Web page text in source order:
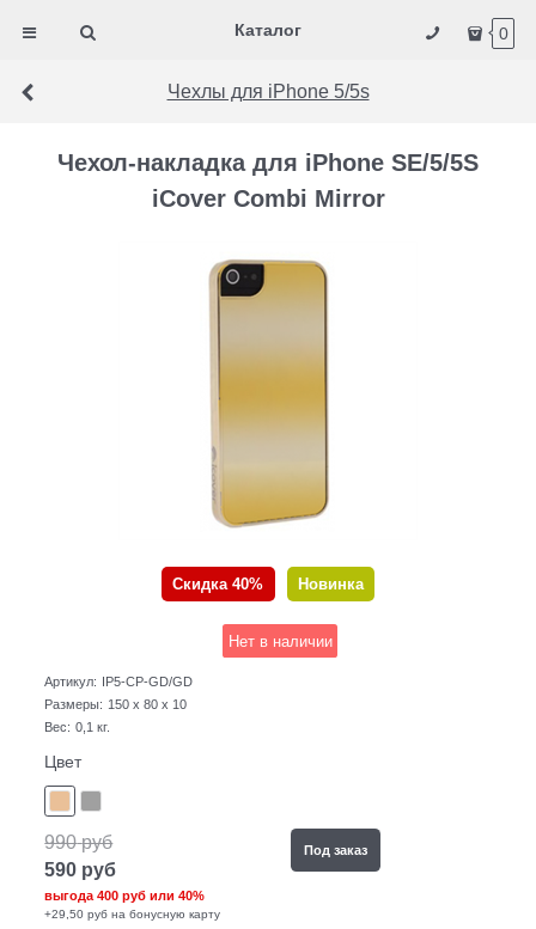
Каталог 0
Чехлы для iPhone 5/5s
Чехол-накладка для iPhone SE/5/5S
iCover Combi Mirror
Скидка 40% Новинка
Нет в наличии
Артикул: IP5-CP-GD/GD
Размеры: 150 x 80 x 10
Вес: 0,1 кг.
Цвет
990 руб
590 руб
выгода400 руб или40%
+29,50 руб на бонусную карту
Под заказ